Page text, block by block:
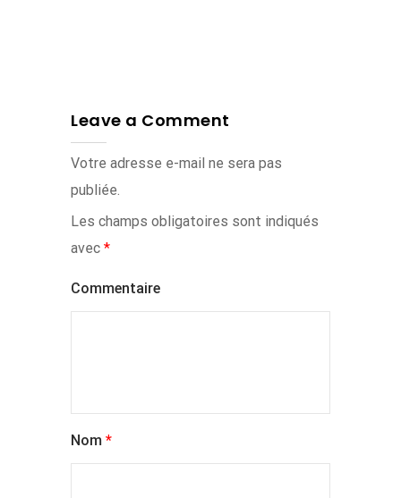
Leave a Comment
Votre adresse e-mail ne sera pas
publiée.
Les champs obligatoires sont indiqués
avec *
Commentaire
Nom *